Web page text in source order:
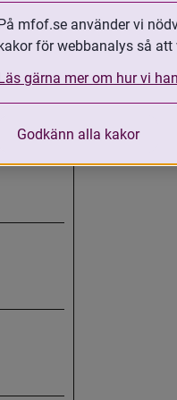
arbete
med
internationella
Fäll
och
mfof.se använder vi
för webbanalys så
gärna mer om hur vi
Godkänn alla kakor